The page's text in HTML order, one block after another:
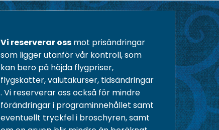
Vi reserverar oss mot prisändringar
som ligger utanför vår kontroll, som
kan bero på höjda flygpriser,
flygskatter, valutakurser, tidsändringar
. Vi reserverar oss också för mindre
förändringar i programinnehållet samt
eventuellt tryckfel i broschyren, samt